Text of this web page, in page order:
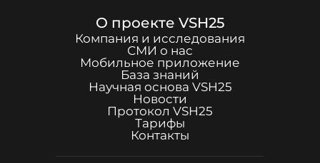
О проекте VSH25
Компания и исследования
СМИ о нас
Мобильное приложение
База знаний
Научная основа VSH25
Новости
Протокол VSH25
Тарифы
Контакты